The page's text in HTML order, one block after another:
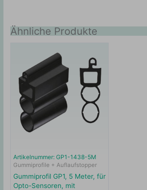
Ähnliche Produkte
Artikelnummer: GP1-1438-5M
Gummiprofile + Auflaufstopper
Gummiprofil GP1, 5 Meter, für
Opto-Sensoren, mit